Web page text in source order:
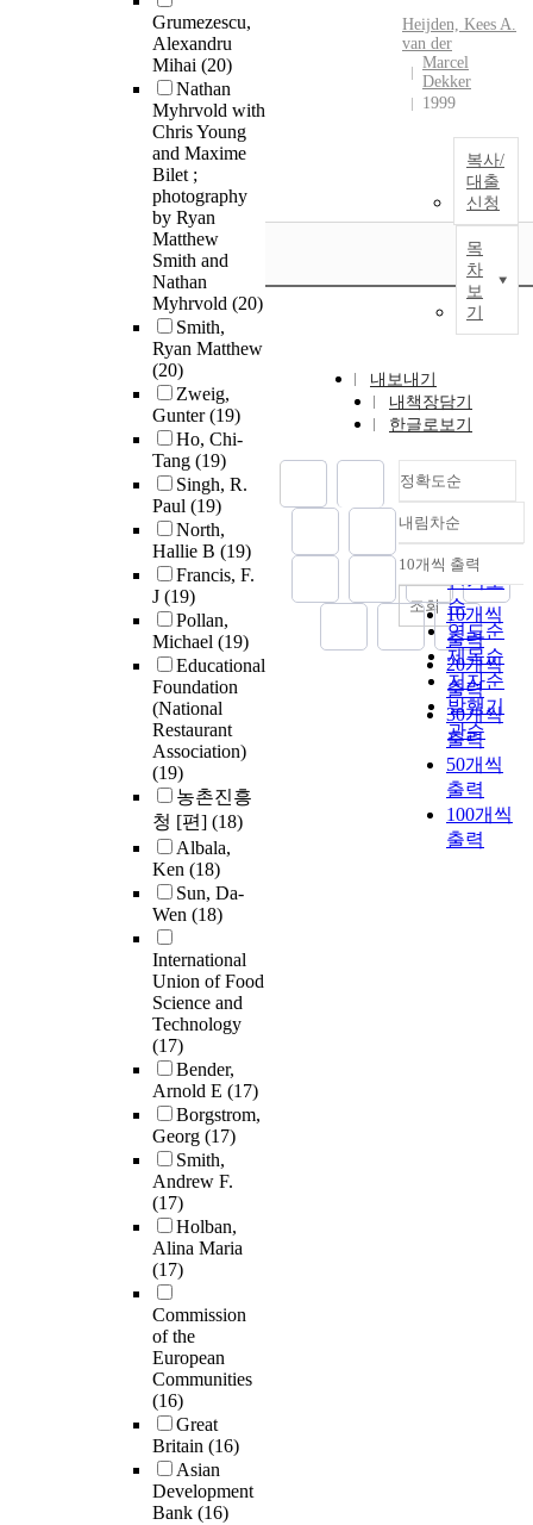
Grumezescu,
Alexandru
Mihai (20)
Nathan
Myhrvold with
Chris Young
and Maxime
Bilet ;
photography
by Ryan
Matthew
Smith and
Nathan
Myhrvold (20)
Smith,
Ryan Matthew
(20)
Zweig,
Gunter(19)
Ho, Chi-
Tang (19)
Singh, R.
Paul (19)
North,
Hallie B (19)
Francis, F.
J (19)
Pollan,
Michael (19)
Educational
Foundation
(National
Restaurant
Association)
(19)
농촌진흥
청 [편] (18)
Albala,
Ken (18)
Sun, Da-
Wen (18)
International
Union of Food
Science and
Technology
(17)
Bender,
Arnold E (17)
Borgstrom,
Georg (17)
Smith,
Andrew F.
(17)
Holban,
Alina Maria
(17)
Commission
of the
European
Communities
(16)
Great
Britain (16)
Asian
Development
Bank (16)
Heijden, Kees A.
van der
Marcel
Dekker
1999
복사/
대출
신청
목
차
보
기
내보내기
내책장담기
한글로보기
정확도순
정확도
순
인기도
순
연도순
제목순
저자순
발행기
관순
내림차순
내림차순
10개씩 출력
10개씩
출력
20개씩
출력
30개씩
출력
50개씩
출력
100개씩
출력
조회